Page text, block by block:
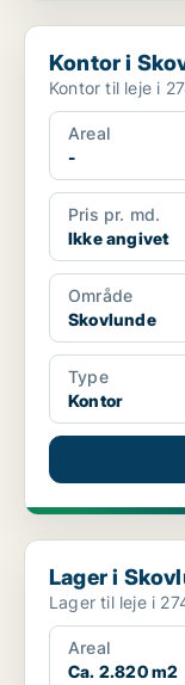
Kontor i Skovlunde
Kontor i
Kontor til leje i
Areal
-
Pris pr. md.
Ikke angivet
Område
Skovlunde
Type
Kontor
Lager i Skovlunde
Lager i
Lager til leje i
Areal
Ca. 2.820 m2